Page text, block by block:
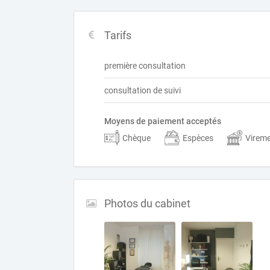
Tarifs
première consultation
consultation de suivi
Moyens de paiement acceptés
Chèque
Espèces
Photos du cabinet